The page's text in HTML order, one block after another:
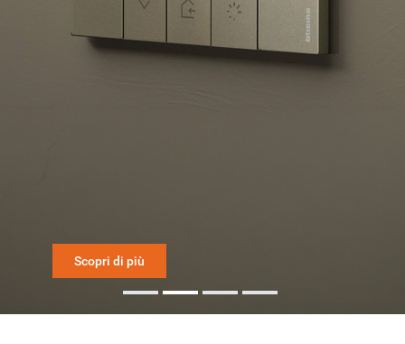
Scopri di più